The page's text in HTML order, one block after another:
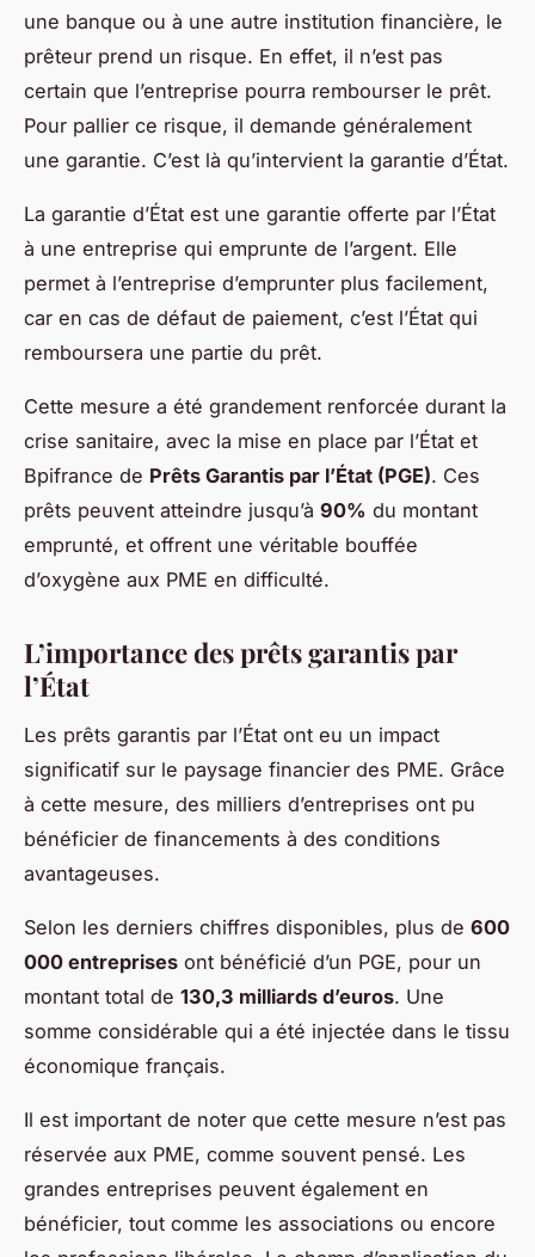
une banque ou à une autre institution financière, le
prêteur prend un risque. En effet, il n’est pas
certain que l’entreprise pourra rembourser le prêt.
Pour pallier ce risque, il demande généralement
une garantie. C’est là qu’intervient la garantie d’État.
La garantie d’État est une garantie offerte par l’État
à une entreprise qui emprunte de l’argent. Elle
permet à l’entreprise d’emprunter plus facilement,
car en cas de défaut de paiement, c’est l’État qui
remboursera une partie du prêt.
Cette mesure a été grandement renforcée durant la
crise sanitaire, avec la mise en place par l’État et
Bpifrance de Prêts Garantis par l’État (PGE). Ces
prêts peuvent atteindre jusqu’à 90% du montant
emprunté, et offrent une véritable bouffée
d’oxygène aux PME en difficulté.
L’importance des prêts garantis par
l’État
Les prêts garantis par l’État ont eu un impact
significatif sur le paysage financier des PME. Grâce
à cette mesure, des milliers d’entreprises ont pu
bénéficier de financements à des conditions
avantageuses.
Selon les derniers chiffres disponibles, plus de 600
000 entreprises ont bénéficié d’un PGE, pour un
montant total de 130,3 milliards d’euros. Une
somme considérable qui a été injectée dans le tissu
économique français.
Il est important de noter que cette mesure n’est pas
réservée aux PME, comme souvent pensé. Les
grandes entreprises peuvent également en
bénéficier, tout comme les associations ou encore